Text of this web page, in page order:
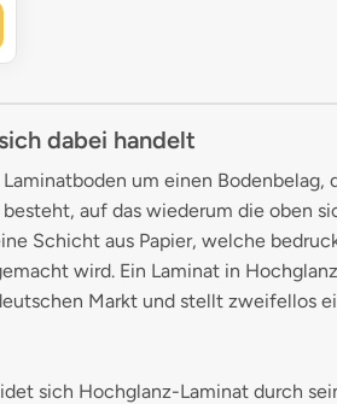
dabei handelt
um einen Bodenbelag,
auf das wiederum die oben
Schicht aus Papier, welche
wird. Ein Laminat in
Markt und stellt zweifellos
sich Hochglanz-Laminat durch